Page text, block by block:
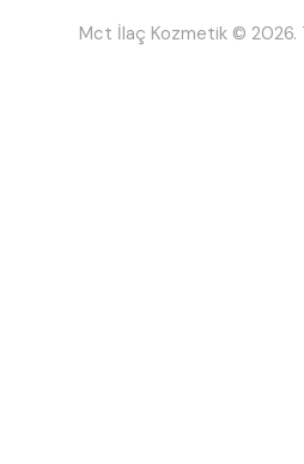
Mct İlaç Kozmetik © 2026.